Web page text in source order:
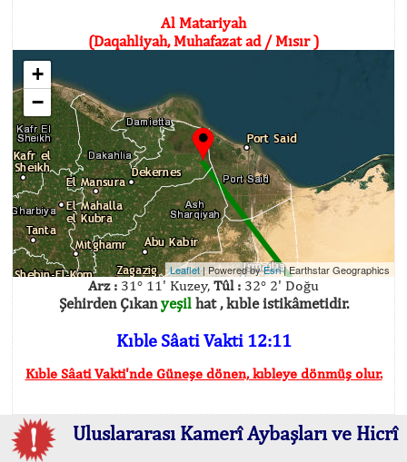
Al Matariyah
(Daqahliyah, Muhafazat ad / Mısır )
+
−
Leaflet| Powered byEsri|Earthstar Geographics
Arz : 31° 11' Kuzey, Tûl : 32° 2' Doğu
Şehirden Çıkanyeşilhat , kıble istikâmetidir.
Kıble Sâati Vakti 12:11
Kıble Sâati Vakti'nde Güneşe dönen, kıbleye dönmüş olur.
Uluslararası Kamerî Aybaşları ve Hicrî